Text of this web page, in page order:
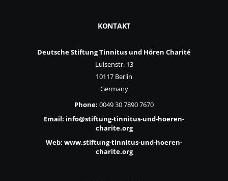
KONTAKT
Deutsche Stiftung Tinnitus und Hören Charité
Luisenstr. 13
10117 Berlin
Germany
Phone: 0049 30 7890 7670
Email: info@stiftung-tinnitus-und-hoeren-
charite.org
Web: www.stiftung-tinnitus-und-hoeren-
charite.org